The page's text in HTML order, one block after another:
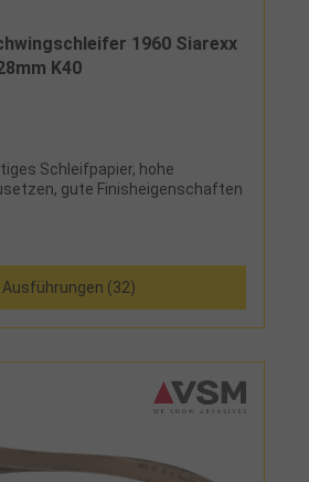
1960 Siarexx
K40
Schleifpapier, hohe
gute Finisheigenschaften
Ausführungen (32)